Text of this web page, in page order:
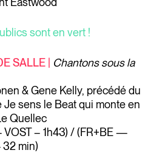
sont en vert !
SALLE | Chantons sous la
& Gene Kelly, précédé du
Je sens le Beat qui monte en
Quellec
VOST – 1h43) / (FR+BE —
min)